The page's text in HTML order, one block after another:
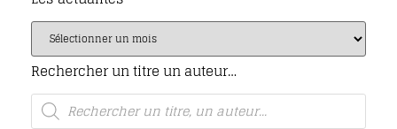
Rechercher un titre un auteur…